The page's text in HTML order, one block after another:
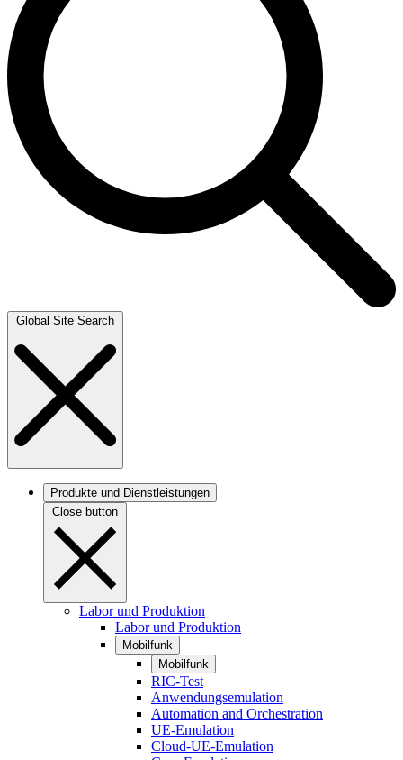
Global Site Search
Produkte und Dienstleistungen
Close button
Labor und Produktion
Labor und Produktion
Mobilfunk
Mobilfunk
RIC-Test
Anwendungsemulation
Automation and Orchestration
UE-Emulation
Cloud-UE-Emulation